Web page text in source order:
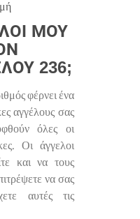
ΜΟΥ
236;
φέρνει ένα
αγγέλους σας
όλες οι
Οι άγγελοι
και να τους
να σας
αυτές τις